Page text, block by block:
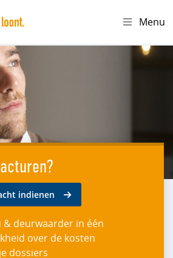
Menu
indienen
& deurwaarder in één
over de kosten
dossiers